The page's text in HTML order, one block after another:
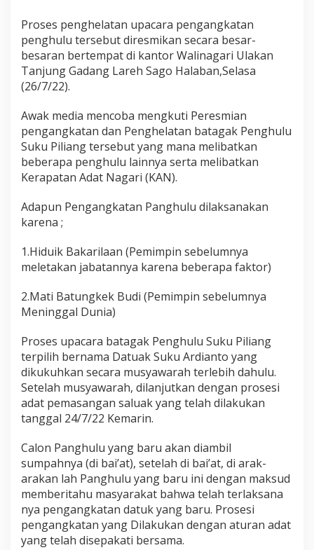
a
k
P
e
n
u
d
i
T
a
j
g
G
a
a
H
a
l
a
b
a
Proses penghelatan upacara pengangkatan
penghulu tersebut diresmikan secara besar-
besaran bertempat di kantor Walinagari Ulakan
Tanjung Gadang Lareh Sago Halaban,Selasa
(26/7/22).
Awak media mencoba mengkuti Peresmian
pengangkatan dan Penghelatan batagak Penghulu
Suku Piliang tersebut yang mana melibatkan
beberapa penghulu lainnya serta melibatkan
Kerapatan Adat Nagari (KAN).
Adapun Pengangkatan Panghulu dilaksanakan
karena ;
1.Hiduik Bakarilaan (Pemimpin sebelumnya
meletakan jabatannya karena beberapa faktor)
2.Mati Batungkek Budi (Pemimpin sebelumnya
Meninggal Dunia)
Proses upacara batagak Penghulu Suku Piliang
terpilih bernama Datuak Suku Ardianto yang
dikukuhkan secara musyawarah terlebih dahulu.
Setelah musyawarah, dilanjutkan dengan prosesi
adat pemasangan saluak yang telah dilakukan
tanggal 24/7/22 Kemarin.
Calon Panghulu yang baru akan diambil
sumpahnya (di bai’at), setelah di bai’at, di arak-
arakan lah Panghulu yang baru ini dengan maksud
memberitahu masyarakat bahwa telah terlaksana
nya pengangkatan datuk yang baru. Prosesi
pengangkatan yang Dilakukan dengan aturan adat
yang telah disepakati bersama.